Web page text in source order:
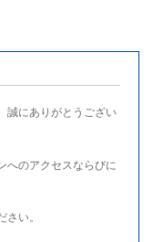
誠にありがとうござい
へのアクセスならびに
い。